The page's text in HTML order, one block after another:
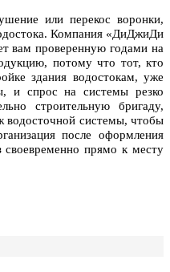
или перекос воронки,
Компания «ДиДжиДи
вам проверенную годами на
потому что тот, кто
здания водостокам, уже
и спрос на системы резко
строительную бригаду,
водосточной системы, чтобы
после оформления
своевременно прямо к месту